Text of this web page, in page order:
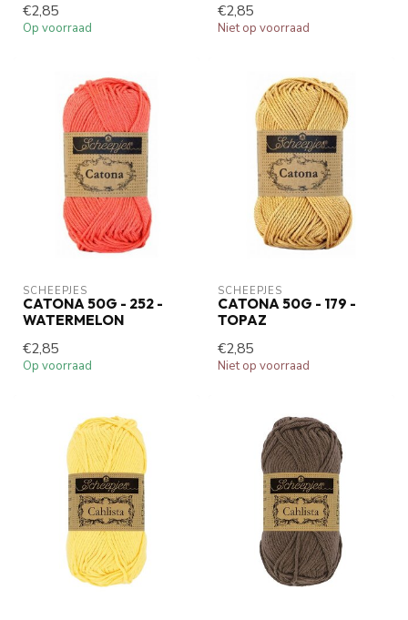
€2,85
Op voorraad
€2,85
Niet op voorraad
SCHEEPJES
CATONA 50G - 252 -
WATERMELON
€2,85
Op voorraad
SCHEEPJES
CATONA 50G - 179 -
TOPAZ
€2,85
Niet op voorraad